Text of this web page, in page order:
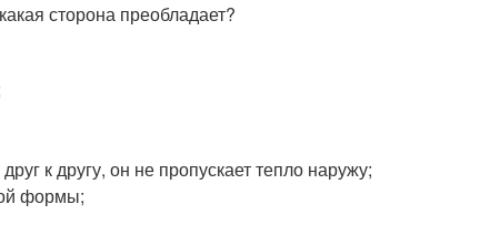
сторона преобладает?
к другу, он не пропускает тепло наружу;
формы;